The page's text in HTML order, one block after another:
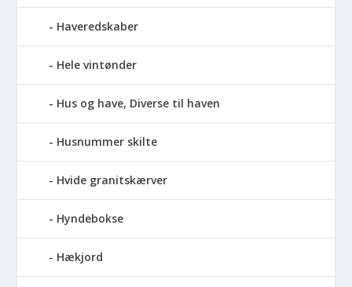
Haveredskaber
Hele vintønder
Hus og have, Diverse til haven
Husnummer skilte
Hvide granitskærver
Hyndebokse
Hækjord